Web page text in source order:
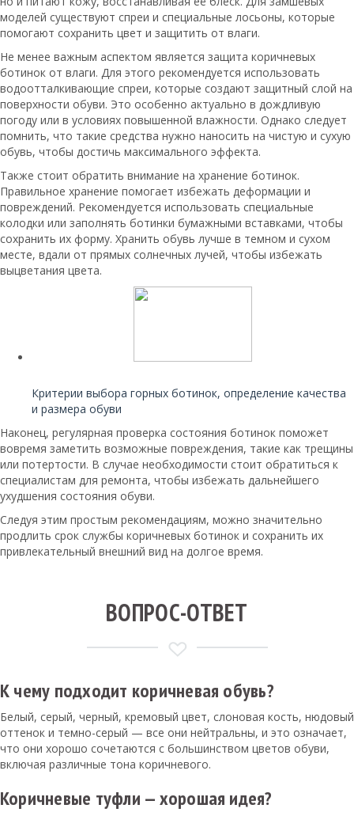
моделей существуют спреи и специальные лосьоны, которые
помогают сохранить цвет и защитить от влаги.
Не менее важным аспектом является защита коричневых
ботинок от влаги. Для этого рекомендуется использовать
водоотталкивающие спреи, которые создают защитный слой на
поверхности обуви. Это особенно актуально в дождливую
погоду или в условиях повышенной влажности. Однако следует
помнить, что такие средства нужно наносить на чистую и сухую
обувь, чтобы достичь максимального эффекта.
Также стоит обратить внимание на хранение ботинок.
Правильное хранение помогает избежать деформации и
повреждений. Рекомендуется использовать специальные
колодки или заполнять ботинки бумажными вставками, чтобы
сохранить их форму. Хранить обувь лучше в темном и сухом
месте, вдали от прямых солнечных лучей, чтобы избежать
выцветания цвета.
Критерии выбора горных ботинок, определение качества
и размера обуви
Наконец, регулярная проверка состояния ботинок поможет
вовремя заметить возможные повреждения, такие как трещины
или потертости. В случае необходимости стоит обратиться к
специалистам для ремонта, чтобы избежать дальнейшего
ухудшения состояния обуви.
Следуя этим простым рекомендациям, можно значительно
продлить срок службы коричневых ботинок и сохранить их
привлекательный внешний вид на долгое время.
ВОПРОС-ОТВЕТ
К чему подходит коричневая обувь?
Белый, серый, черный, кремовый цвет, слоновая кость, нюдовый
оттенок и темно-серый — все они нейтральны, и это означает,
что они хорошо сочетаются с большинством цветов обуви,
включая различные тона коричневого.
Коричневые туфли — хорошая идея?